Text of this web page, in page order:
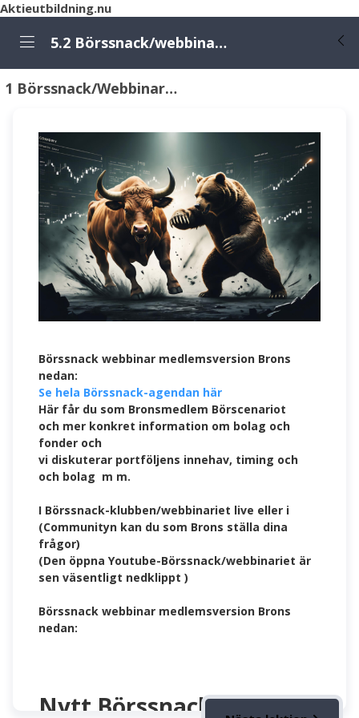
Aktieutbildning.nu
5.2 Börssnack/webbinariet och Börsportföljerna
1 Börssnack/Webbinariet varje Onsdag kl 19-20
Börssnack webbinar medlemsversion Brons
nedan:
Se hela Börssnack-agendan här
Här får du som Bronsmedlem Börscenariot
och mer konkret information om bolag och
fonder och
vi diskuterar portföljens innehav, timing och
och bolag m m.
I Börssnack-klubben/webbinariet live eller i
(Communityn kan du som Brons ställa dina
frågor)
(Den öppna Youtube-Börssnack/webbinariet är
sen väsentligt nedklippt )
Börssnack webbinar medlemsversion Brons
nedan:
Nytt Börssnack nr